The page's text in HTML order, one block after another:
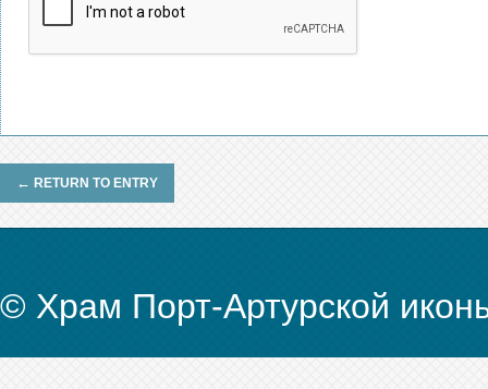
← RETURN TO ENTRY
© Храм Порт-Артурской